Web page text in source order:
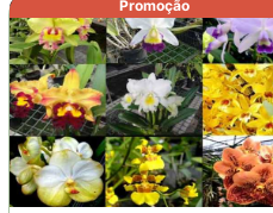
Promoção